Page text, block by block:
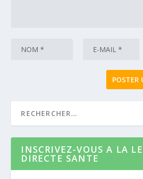
INSCRIVEZ-VOUS A LA
DIRECTE SANTE